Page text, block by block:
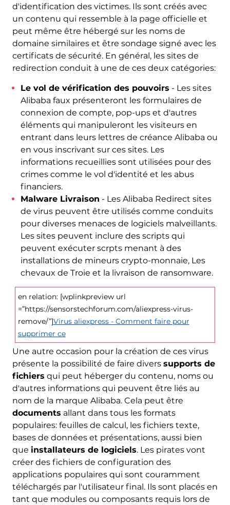
d'identification des victimes. Ils sont créés avec
un contenu qui ressemble à la page officielle et
peut même être hébergé sur les noms de
domaine similaires et être sondage signé avec les
certificats de sécurité. En général, les sites de
redirection conduit à une de ces deux catégories:
Le vol de vérification des pouvoirs - Les sites
Alibaba faux présenteront les formulaires de
connexion de compte, pop-ups et d'autres
éléments qui manipuleront les visiteurs en
entrant dans leurs lettres de créance Alibaba ou
en vous inscrivant sur ces sites. Les
informations recueillies sont utilisées pour des
crimes comme le vol d'identité et les abus
financiers.
Malware Livraison - Les Alibaba Redirect sites
de virus peuvent être utilisés comme conduits
pour diverses menaces de logiciels malveillants.
Les sites peuvent inclure des scripts qui
peuvent exécuter scrpts menant à des
installations de mineurs crypto-monnaie, Les
chevaux de Troie et la livraison de ransomware.
en relation: [wplinkpreview url
=”https://sensorstechforum.com/aliexpress-virus-
remove/”]Virus aliexpress - Comment faire pour
supprimer ce
Une autre occasion pour la création de ces virus
présente la possibilité de faire divers supports de
fichiers qui peut héberger du contenu, noms ou
d'autres informations qui peuvent être liés au
nom de la marque Alibaba. Cela peut être
documents allant dans tous les formats
populaires: feuilles de calcul, les fichiers texte,
bases de données et présentations, aussi bien
que installateurs de logiciels. Les pirates vont
créer des fichiers de configuration des
applications populaires qui sont couramment
téléchargés par l'utilisateur final. Ils sont placés en
tant que modules ou composants requis lors de